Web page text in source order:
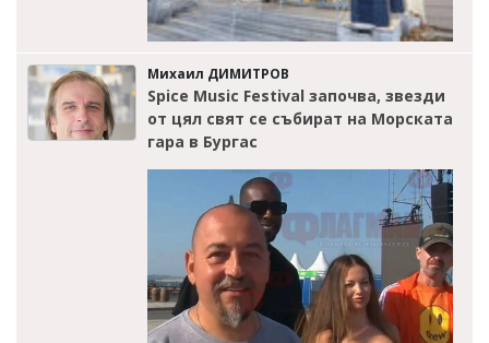
Михаил ДИМИТРОВ
Spice Music Festival започва, звезди
от цял свят се събират на Морската
гара в Бургас